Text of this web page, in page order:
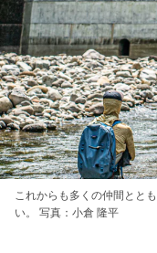
これからも多くの仲間とと
い。 写真：小倉 隆平